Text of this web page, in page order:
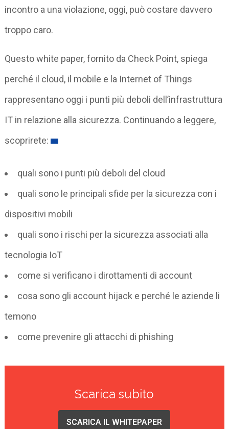
incontro a una violazione, oggi, può costare davvero
troppo caro.
Questo white paper, fornito da Check Point, spiega
perché il cloud, il mobile e la Internet of Things
rappresentano oggi i punti più deboli dell’infrastruttura
IT in relazione alla sicurezza. Continuando a leggere,
scoprirete:
quali sono i punti più deboli del cloud
quali sono le principali sfide per la sicurezza con i
dispositivi mobili
quali sono i rischi per la sicurezza associati alla
tecnologia IoT
come si verificano i dirottamenti di account
cosa sono gli account hijack e perché le aziende li
temono
come prevenire gli attacchi di phishing
Scarica subito
SCARICA IL WHITEPAPER